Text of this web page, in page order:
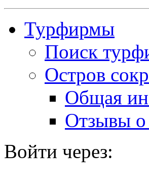
Турфирмы
Поиск
Остров
Общая
Отзывы
Войти через: